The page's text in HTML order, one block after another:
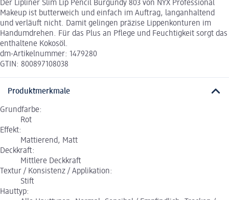
Der Lipliner Slim Lip Pencil Burgundy 803 von NYX Professional
Makeup ist butterweich und einfach im Auftrag, langanhaltend
und verläuft nicht. Damit gelingen präzise Lippenkonturen im
Handumdrehen. Für das Plus an Pflege und Feuchtigkeit sorgt das
enthaltene Kokosöl.
dm-Artikelnummer: 1479280
GTIN: 800897108038
Produktmerkmale
Grundfarbe:
Rot
Effekt:
Mattierend, Matt
Deckkraft:
Mittlere Deckkraft
Textur / Konsistenz / Applikation:
Stift
Hauttyp: